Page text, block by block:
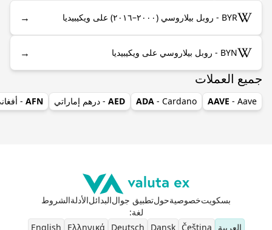
BYR - روبل بيلاروسي (٢٠٠٠–٢٠١٦) على ويكيبيديا →
BYN - روبل بيلاروسي على ويكيبيديا →
جميع العملات
AAVE - Aave
ADA - Cardano
AED - درهم إماراتي AFN
-
بسكويتخصوصيةحولتطبيق جوالالبدائلالأدلةالشروط
لغة:
العربية
Čeština
Dansk
Deutsch
Ελληνικά
English